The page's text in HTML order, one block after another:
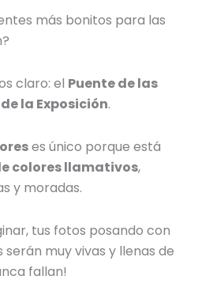
más bonitos para las
claro: el Puente de las
la Exposición.
es único porque está
colores llamativos,
y moradas.
tus fotos posando con
muy vivas y llenas de
fallan!